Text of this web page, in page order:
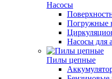
Насосы
Погружные
Насосы для
Пилы цепные